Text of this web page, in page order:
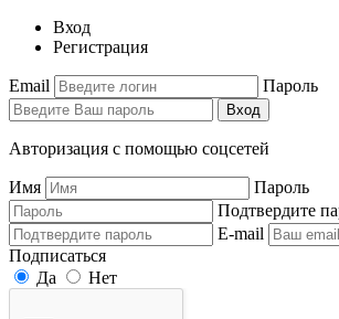
Вход
Регистрация
Email Пароль
Вход
Авторизация с помощью соцсетей
Имя
Пароль
Подтвердите
E-mail
Подписаться
Да
Нет